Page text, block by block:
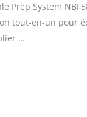
Prep System
tout-en-un pour
…